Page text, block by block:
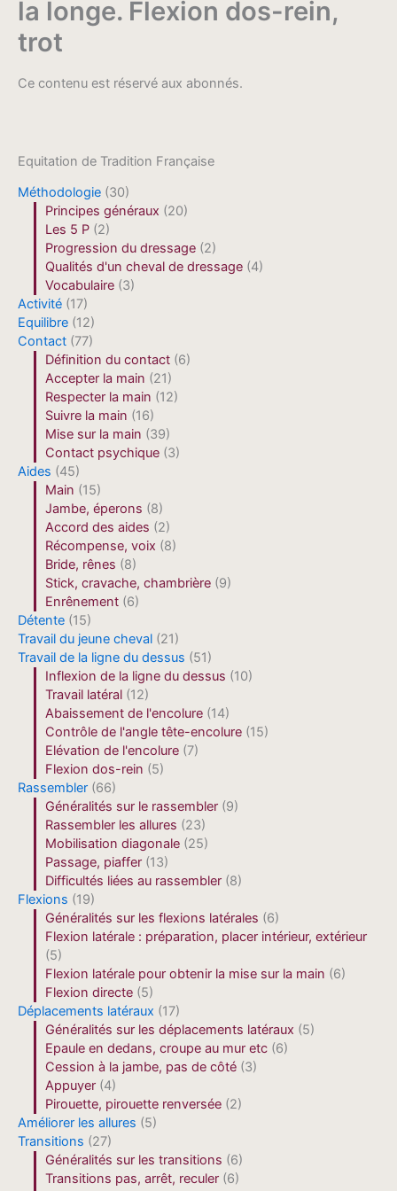
Equitation de Tradition Française
Méthodologie (30)
Principes généraux (20)
Les 5 P (2)
Progression du dressage (2)
Qualités d'un cheval de dressage (4)
Vocabulaire (3)
Activité (17)
Equilibre (12)
Contact (77)
Définition du contact (6)
Accepter la main (21)
Respecter la main (12)
Suivre la main (16)
Mise sur la main (39)
Contact psychique (3)
Aides (45)
Main (15)
Jambe, éperons (8)
Accord des aides (2)
Récompense, voix (8)
Bride, rênes (8)
Stick, cravache, chambrière (9)
Enrênement (6)
Détente (15)
Travail du jeune cheval (21)
Travail de la ligne du dessus (51)
Inflexion de la ligne du dessus (10)
Travail latéral (12)
Abaissement de l'encolure (14)
Contrôle de l'angle tête-encolure (15)
Elévation de l'encolure (7)
Flexion dos-rein (5)
Rassembler (66)
Généralités sur le rassembler (9)
Rassembler les allures (23)
Mobilisation diagonale (25)
Passage, piaffer (13)
Difficultés liées au rassembler (8)
Flexions (19)
Généralités sur les flexions latérales (6)
Flexion latérale : préparation, placer intérieur, extérieur
(5)
Flexion latérale pour obtenir la mise sur la main (6)
Flexion directe (5)
Déplacements latéraux (17)
Généralités sur les déplacements latéraux (5)
Epaule en dedans, croupe au mur etc (6)
Cession à la jambe, pas de côté (3)
Appuyer (4)
Pirouette, pirouette renversée (2)
Améliorer les allures (5)
Transitions (27)
Généralités sur les transitions (6)
Transitions pas, arrêt, reculer (6)
la longe. Flexion dos-rein,
trot
Ce contenu est réservé aux abonnés.